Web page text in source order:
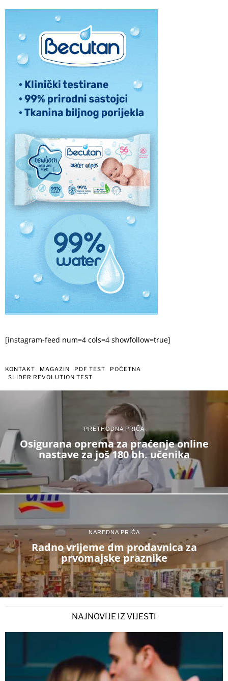
[instagram-feed num=4 cols=4 showfollow=true]
KONTAKT MAGAZIN PDF TEST
POČETNA
SLIDER REVOLUTION TEST
PRETHODNA PRIČA
Osigurana oprema za praćenje online
nastave za još 180 bh. učenika
NAREDNA PRIČA
Radno vrijeme dm prodavnica za
prvomajske praznike
NAJNOVIJE IZ VIJESTI